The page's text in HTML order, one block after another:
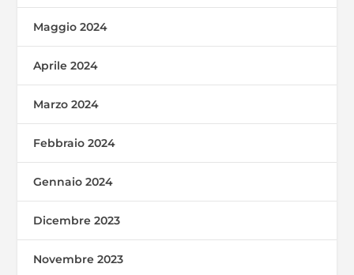
Maggio 2024
Aprile 2024
Marzo 2024
Febbraio 2024
Gennaio 2024
Dicembre 2023
Novembre 2023